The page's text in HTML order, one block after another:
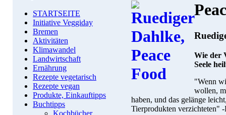
STARTSEITE
Initiative Veggiday
Bremen
Aktivitäten
Klimawandel
Landwirtschaft
Ernährung
Rezepte vegetarisch
Rezepte vegan
Produkte, Einkauftipps
Buchtipps
Wie der
Seele
"Wenn
wollen,
haben, und das gelänge
Tierprodukten verzichteten"